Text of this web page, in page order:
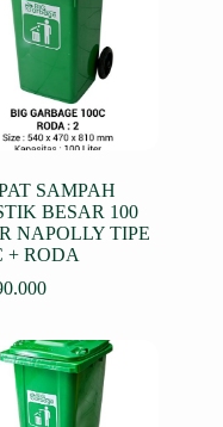
SAMPAH
BESAR 100
NAPOLLY TIPE
+ RODA